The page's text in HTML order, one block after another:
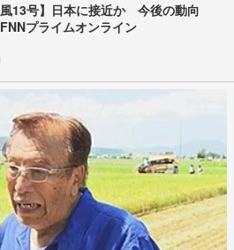
風13号】日本に接近か 今後の動向
プライムオンライン